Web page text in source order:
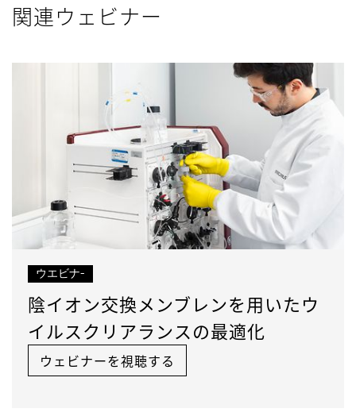
関連ウェビナー
ウエビナ-
陰イオン交換メンブレンを用いたウ
イルスクリアランスの最適化
ウェビナーを視聴する